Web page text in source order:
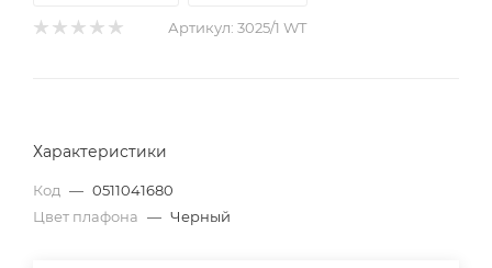
Артикул: 3025/1 WT
Характеристики
Код — 0511041680
Цвет плафона — Черный